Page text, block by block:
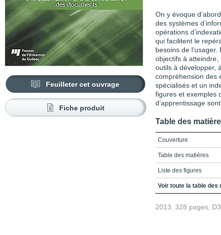
Feuilleter cet ouvrage
Fiche produit
On y évoque
des systèmes
opérations
qui facilitent le
besoins de
objectifs à
outils à développer,
compréhension des
spécialisés et un
figures et exemples
d’apprentissage
Table des
Couverture
Table des matières
Liste des figures
Liste des tableaux
Voir toute la table des
2013, 328 pages,